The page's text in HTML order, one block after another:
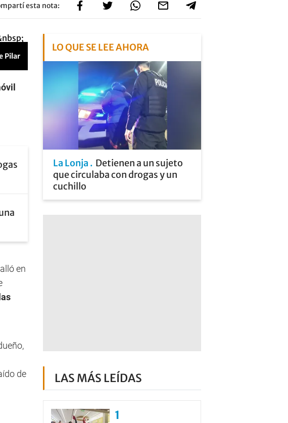
esta nota:
Pilar
en
de
LO QUE SE LEE AHORA
La Lonja
Detienen a un sujeto
que circulaba con drogas y un
cuchillo
LAS MÁS LEÍDAS